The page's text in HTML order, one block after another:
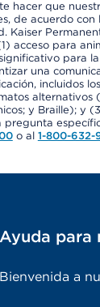
hacer que
de acuerdo
Kaiser
acceso para
para
una
incluidos
alternativos
y Braille); y
o al 1-800-632-
Ayuda para
Bienvenida a